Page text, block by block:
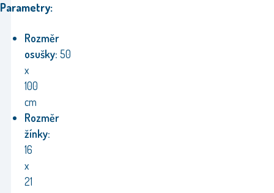
Parametry:
Rozměr
osušky: 50
x
100
cm
Rozměr
žínky:
16
x
21